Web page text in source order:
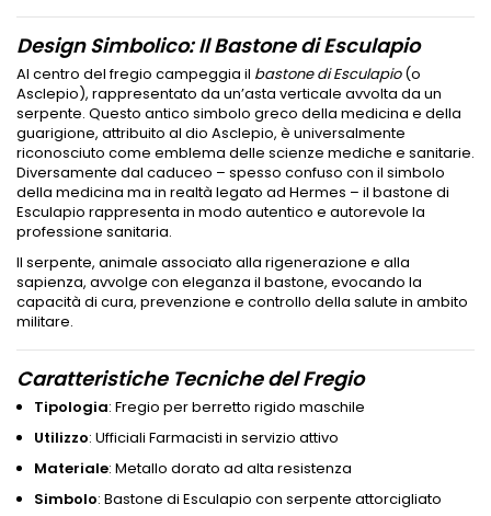
Design Simbolico: Il Bastone di Esculapio
Al centro del fregio campeggia il bastone di Esculapio(o
Asclepio), rappresentato da un’asta verticale avvolta da un
serpente. Questo antico simbolo greco della medicina e della
guarigione, attribuito al dio Asclepio, è universalmente
riconosciuto come emblema delle scienze mediche e sanitarie.
Diversamente dal caduceo – spesso confuso con il simbolo
della medicina ma in realtà legato ad Hermes – il bastone di
Esculapio rappresenta in modo autentico e autorevole la
professione sanitaria.
Il serpente, animale associato alla rigenerazione e alla
sapienza, avvolge con eleganza il bastone, evocando la
capacità di cura, prevenzione e controllo della salute in ambito
militare.
Caratteristiche Tecniche del Fregio
Tipologia: Fregio per berretto rigido maschile
Utilizzo: Ufficiali Farmacisti in servizio attivo
Materiale: Metallo dorato ad alta resistenza
Simbolo: Bastone di Esculapio con serpente attorcigliato